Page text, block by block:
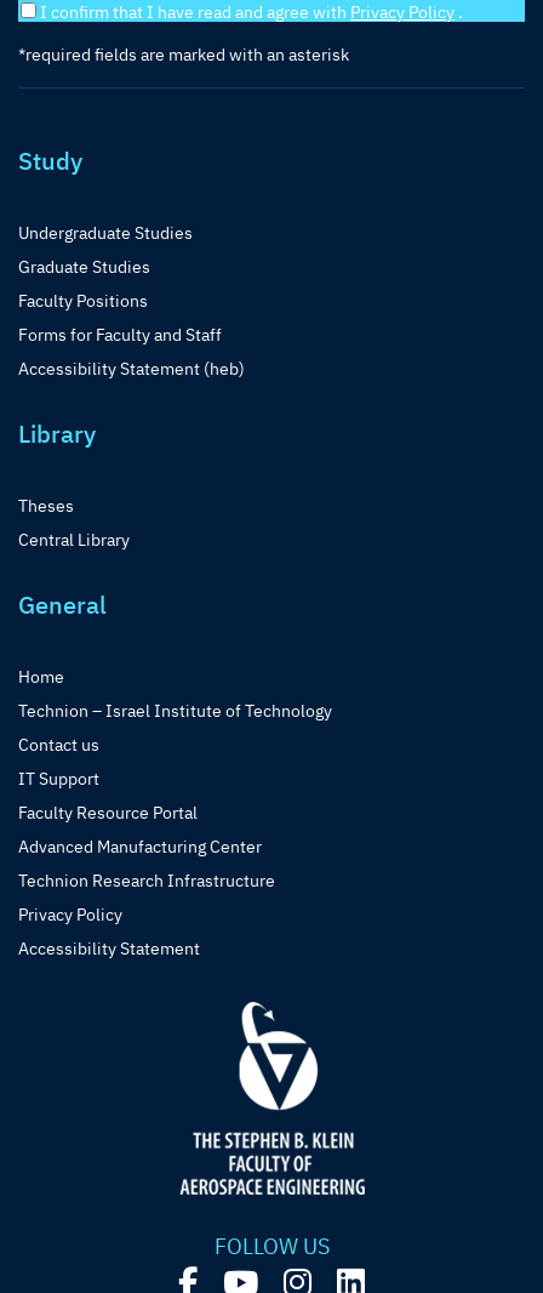
I confirm that I have read and agree with Privacy Policy .
*required fields are marked with an asterisk
Study
Undergraduate Studies
Graduate Studies
Faculty Positions
Forms for Faculty and Staff
Accessibility Statement (heb)
Library
Theses
Central Library
General
Home
Technion – Israel Institute of Technology
Contact us
IT Support
Faculty Resource Portal
Advanced Manufacturing Center
Technion Research Infrastructure
Privacy Policy
Accessibility Statement
FOLLOW US